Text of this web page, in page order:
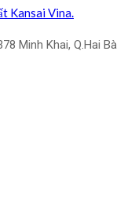
Minh Khai, Q.Hai Bà